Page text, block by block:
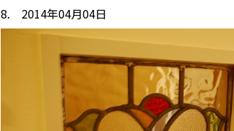
8. 2014年04月04日